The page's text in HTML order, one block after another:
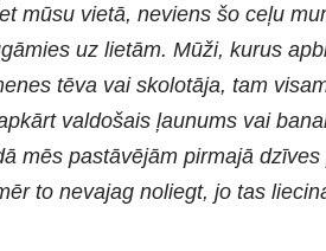
mūsu vietā, neviens šo ceļu
uz lietām. Mūži, kurus
tēva vai skolotāja, tam
valdošais ļaunums vai
mēs pastāvējām pirmajā
to nevajag noliegt, jo tas